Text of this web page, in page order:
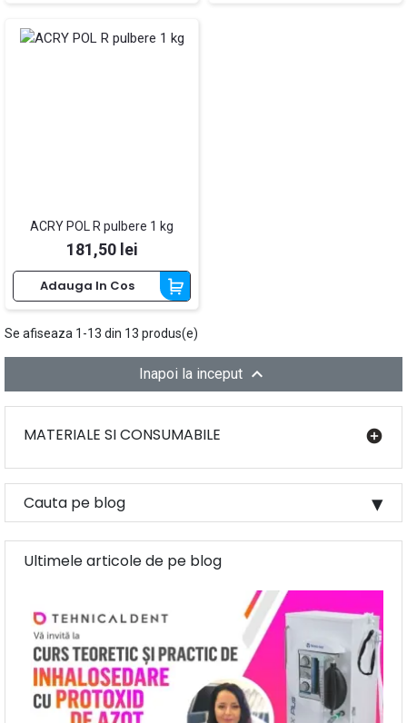
Pret
lei
lei
Producatori
Ruthinium 7
MATERIALE SI CONSUMABILE add_circle
Cauta pe blog
Ultimele articole de pe blog
Laserul chirurgical: Chirurgie, Parodontologie, Estetica, TerapiaDurerii
SIMPLIFICAT
TEH
ACRY POL R pulbere 1 kg
Pret
181,50 lei
Adauga In Cos
Se afiseaza 1-13 din 13 produs(e)
Inapoi la inceput 